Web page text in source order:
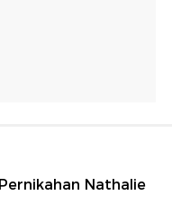
Nathalie